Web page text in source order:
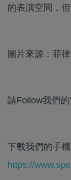
的表演空間，
圖片來源：菲
請Follow我們的
下載我們的手
https://